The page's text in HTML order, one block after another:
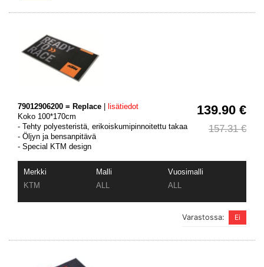
139.90 €
157.31 €
79012906200 = Replace
lisätiedot
Koko 100*170cm
- Tehty polyesteristä, erikoiskumipinnoitettu takaa
- Öljyn ja bensanpitävä
- Special KTM design
Merkki Malli
Vuosimalli
KTM
ALL ALL
Varastossa: